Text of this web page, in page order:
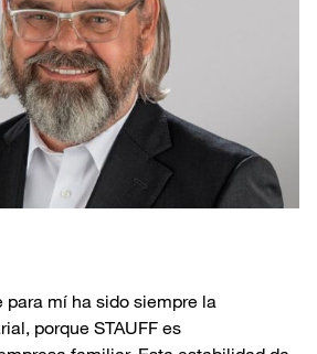
mí ha sido siempre la
porque STAUFF es